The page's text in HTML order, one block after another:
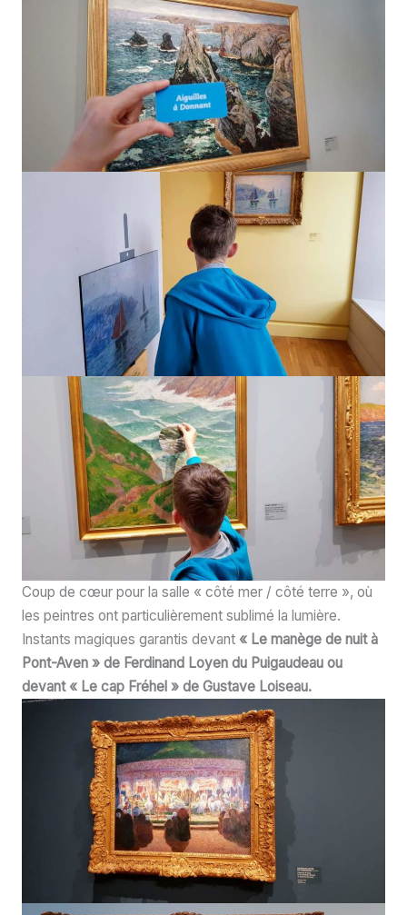
Coup de cœur pour la salle « côté mer / côté terre », où
les peintres ont particulièrement sublimé la lumière.
Instants magiques garantis devant « Le manège de nuit à
Pont-Aven » de Ferdinand Loyen du Puigaudeau ou
devant « Le cap Fréhel » de Gustave Loiseau.